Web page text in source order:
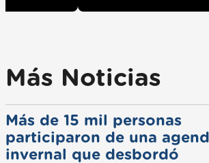
Más Noticias
Más de 15 mil personas
participaron de una
invernal que desbordó